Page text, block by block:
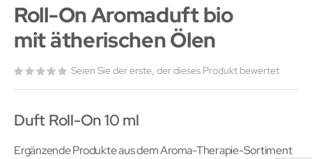
Roll-On Aromaduft bio
mit ätherischen Ölen
Seien Sie der erste, der dieses Produkt bewertet
Duft Roll-On 10 ml
Ergänzende Produkte aus dem Aroma-Therapie-Sortiment